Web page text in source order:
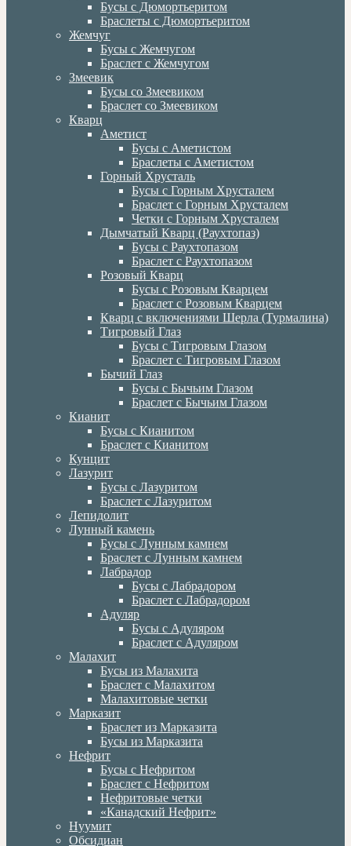
Бусы с Дюмортьеритом
Браслеты с Дюмортьеритом
Жемчуг
Бусы с Жемчугом
Браслет с Жемчугом
Змеевик
Бусы со Змеевиком
Браслет со Змеевиком
Кварц
Аметист
Бусы с Аметистом
Браслеты с Аметистом
Горный Хрусталь
Бусы с Горным Хрусталем
Браслет с Горным Хрусталем
Четки с Горным Хрусталем
Дымчатый Кварц (Раухтопаз)
Бусы с Раухтопазом
Браслет с Раухтопазом
Розовый Кварц
Бусы с Розовым Кварцем
Браслет с Розовым Кварцем
Кварц с включениями Шерла (Турмалина)
Тигровый Глаз
Бусы с Тигровым Глазом
Браслет с Тигровым Глазом
Бычий Глаз
Бусы с Бычьим Глазом
Браслет с Бычьим Глазом
Кианит
Бусы с Кианитом
Браслет с Кианитом
Кунцит
Лазурит
Бусы с Лазуритом
Браслет с Лазуритом
Лепидолит
Лунный камень
Бусы с Лунным камнем
Браслет с Лунным камнем
Лабрадор
Бусы с Лабрадором
Браслет с Лабрадором
Адуляр
Бусы с Адуляром
Браслет с Адуляром
Малахит
Бусы из Малахита
Браслет с Малахитом
Малахитовые четки
Марказит
Браслет из Марказита
Бусы из Марказита
Нефрит
Бусы с Нефритом
Браслет с Нефритом
Нефритовые четки
«Канадский Нефрит»
Нуумит
Обсидиан